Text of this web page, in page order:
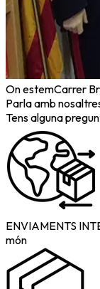
On estemCarrer
Parla amb
Tens alguna
ENVIAMENTS
món